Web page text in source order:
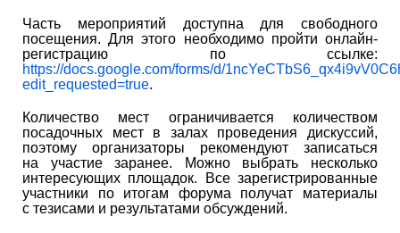
Часть мероприятий доступна для свободного
посещения. Для этого необходимо пройти онлайн-
регистрацию по ссылке:
https://docs.google.com/forms/d/
edit_requested=true.
Количество мест ограничивается количеством
посадочных мест в залах проведения дискуссий,
поэтому организаторы рекомендуют записаться
на участие заранее. Можно выбрать несколько
интересующих площадок. Все зарегистрированные
участники по итогам форума получат материалы
с тезисами и результатами обсуждений.